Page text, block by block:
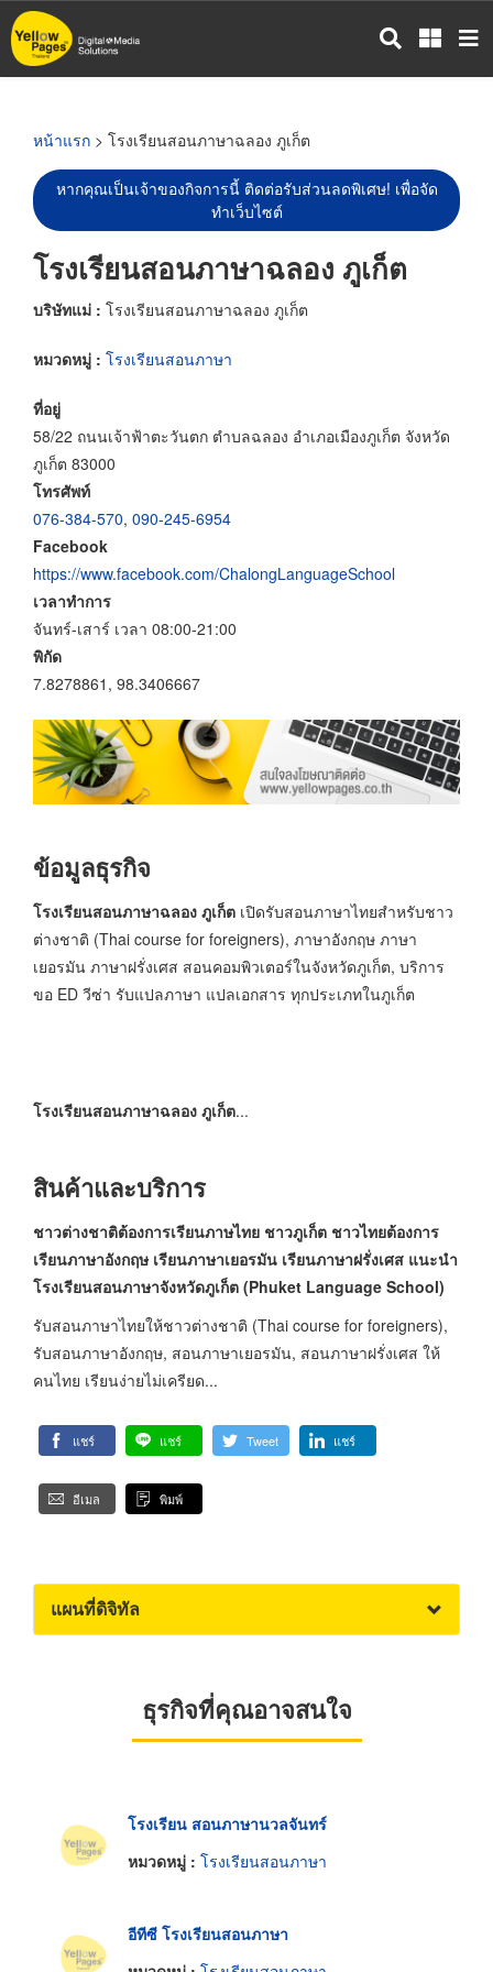
ข้าม
ไป
หน้าแรก > โรงเรียนสอนภาษาฉลอง ภูเก็ต
หากคุณเป็นเจ้าของกิจการนี้ ติดต่อรับส่วนลดพิเศษ! เพื่อจัด
ทำเว็บไซต์
โรงเรียนสอนภาษาฉลอง ภูเก็ต
บริษัทแม่ : โรงเรียนสอนภาษาฉลอง ภูเก็ต
หมวดหมู่ : โรงเรียนสอนภาษา
ที่อยู่
58/22 ถนนเจ้าฟ้าตะวันตก ตำบลฉลอง อำเภอเมืองภูเก็ต จังหวัด
ภูเก็ต 83000
โทรศัพท์
076-384-570, 090-245-6954
Facebook
https://www.facebook.com/ChalongLanguageSchool
เวลาทำการ
จันทร์-เสาร์ เวลา 08:00-21:00
พิกัด
7.8278861, 98.3406667
ข้อมูลธุรกิจ
โรงเรียนสอนภาษาฉลอง ภูเก็ต เปิดรับสอนภาษาไทยสำหรับชาว
ต่างชาติ (Thai course for foreigners), ภาษาอังกฤษ ภาษา
เยอรมัน ภาษาฝรั่งเศส สอนคอมพิวเตอร์ในจังหวัดภูเก็ต, บริการ
ขอ ED วีซ่า รับแปลภาษา แปลเอกสาร ทุกประเภทในภูเก็ต
โรงเรียนสอนภาษาฉลอง ภูเก็ต...
สินค้าและบริการ
ชาวต่างชาติต้องการเรียนภาษไทย ชาวภูเก็ต ชาวไทยต้องการ
เรียนภาษาอังกฤษ เรียนภาษาเยอรมัน เรียนภาษาฝรั่งเศส แนะนำ
โรงเรียนสอนภาษาจังหวัดภูเก็ต (Phuket Language School)
รับสอนภาษาไทยให้ชาวต่างชาติ (Thai course for foreigners),
รับสอนภาษาอังกฤษ, สอนภาษาเยอรมัน, สอนภาษาฝรั่งเศส ให้
คนไทย เรียนง่ายไม่เครียด...
แชร์ แชร์ Tweet แชร์
อีเมล พิมพ์
แผนที่ดิจิทัล
ธุรกิจที่คุณอาจสนใจ
โรงเรียน สอนภาษานวลจันทร์
หมวดหมู่ : โรงเรียนสอนภาษา
อีทีซี โรงเรียนสอนภาษา